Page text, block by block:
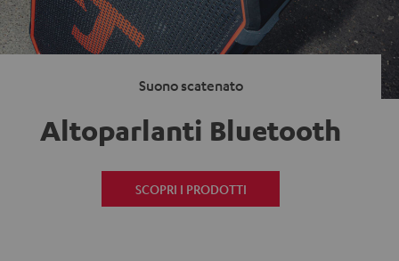
Suono scatenato
Altoparlanti Bluetooth
SCOPRI I PRODOTTI